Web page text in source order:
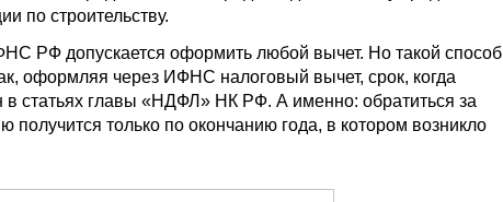
по строительству.
РФ допускается оформить любой вычет. Но такой способ
оформляя через ИФНС налоговый вычет, срок, когда
в статьях главы «НДФЛ» НК РФ. А именно: обратиться за
только по окончанию года, в котором возникло